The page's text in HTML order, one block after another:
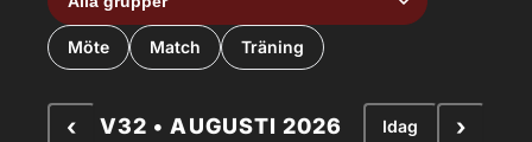
Möte Match Träning
‹ V32 • AUGUSTI 2026 Idag ›